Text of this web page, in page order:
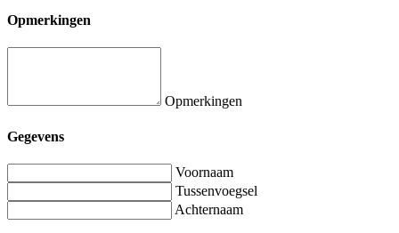
Opmerkingen
Opmerkingen
Gegevens
Voornaam
Tussenvoegsel
Achternaam